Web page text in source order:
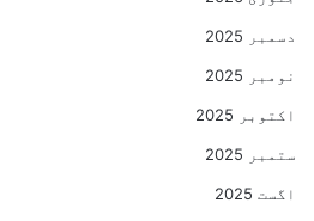
دسمبر 2025
نومبر 2025
اکتوبر 2025
ستمبر 2025
اگست 2025